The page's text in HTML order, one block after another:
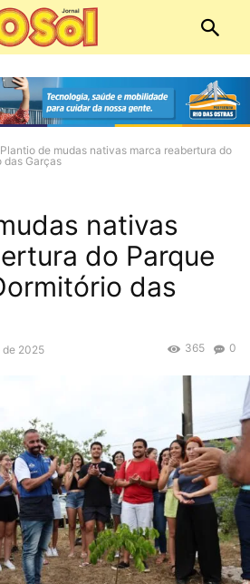
Plantio de mudas nativas marca reabertura do
das Garças
nativas
do Parque
das
de 2025 0
365